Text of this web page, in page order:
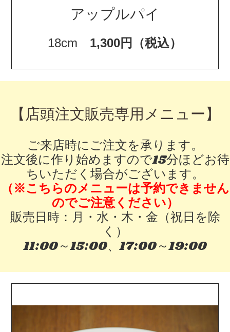
アップルパイ
18cm 1,300円（税込）
【店頭注文販売専用メニュー】
ご来店時にご注文を承ります。
注文後に作り始めますので15分ほどお待
ちいただく場合がございます。
（※こちらのメニューは予約できません
のでご注意ください）
販売日時：月・水・木・金（祝日を除
く）
11:00～15:00、17:00～19:00